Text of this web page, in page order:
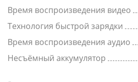
Время воспроизведения видео
Технология быстрой зарядки
Время воспроизведения аудио
Несъёмный аккумулятор